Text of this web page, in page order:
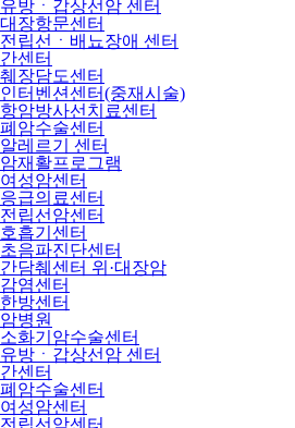
유방ㆍ갑상선암 센터
대장항문센터
전립선ㆍ배뇨장애 센터
간센터
췌장담도센터
인터벤션센터(중재시술)
항암방사선치료센터
폐암수술센터
알레르기 센터
암재활프로그램
여성암센터
응급의료센터
전립선암센터
호흡기센터
초음파진단센터
간담췌센터 위·대장암
감염센터
한방센터
암병원
소화기암수술센터
유방ㆍ갑상선암 센터
간센터
폐암수술센터
여성암센터
전립선암센터